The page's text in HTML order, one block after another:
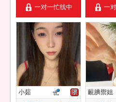
一对一忙线中 一
小茹 靦腆禦姐